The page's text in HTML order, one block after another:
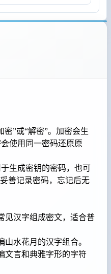
密”或“解密”。加密会生
使用同一密码还原原
生成密钥的密码，也可
善记录密码，忘记后无
见汉字组成密文，适合普
山水花月的汉字组合。
文言和典雅字形的字符